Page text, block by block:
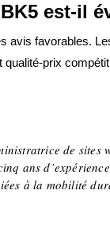
est-il
avis favorables.
qualité-prix
de sites
ans
à la mobilité